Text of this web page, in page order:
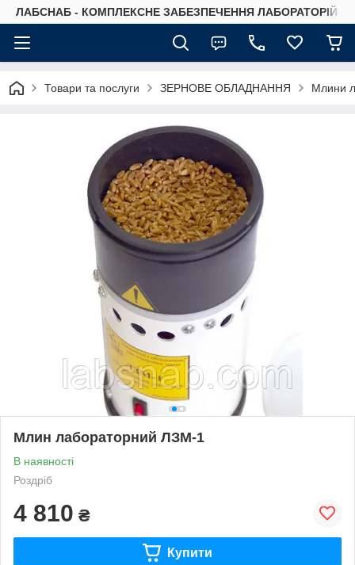
ЛАБСНАБ - КОМПЛЕКСНЕ ЗАБЕЗПЕЧЕННЯ ЛАБОРАТОРІЙ
Товари та послуги ЗЕРНОВЕ ОБЛАДНАННЯ Млини
Млин лабораторний ЛЗМ-1
В наявності
Роздріб
4 810 ₴
Купити